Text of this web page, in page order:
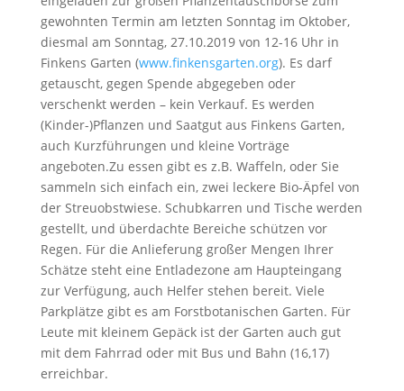
gewohnten Termin am letzten Sonntag im Oktober,
diesmal am Sonntag, 27.10.2019 von 12-16 Uhr in
Finkens Garten (www.finkensgarten.org). Es darf
getauscht, gegen Spende abgegeben oder
verschenkt werden – kein Verkauf. Es werden
(Kinder-)Pflanzen und Saatgut aus Finkens Garten,
auch Kurzführungen und kleine Vorträge
angeboten.Zu essen gibt es z.B. Waffeln, oder Sie
sammeln sich einfach ein, zwei leckere Bio-Äpfel von
der Streuobstwiese. Schubkarren und Tische werden
gestellt, und überdachte Bereiche schützen vor
Regen. Für die Anlieferung großer Mengen Ihrer
Schätze steht eine Entladezone am Haupteingang
zur Verfügung, auch Helfer stehen bereit. Viele
Parkplätze gibt es am Forstbotanischen Garten. Für
Leute mit kleinem Gepäck ist der Garten auch gut
mit dem Fahrrad oder mit Bus und Bahn (16,17)
erreichbar.